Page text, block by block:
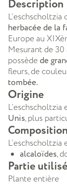
Description
herbacée de la
Europe au
Mesurant de
possède de
fleurs, de
tombée.
Origine
Unis, plus
Composition
L’eschscholtzia
alcaloïdes,
Partie
Plante entière